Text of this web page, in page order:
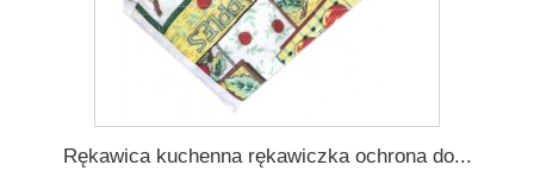
Rękawica kuchenna rękawiczka ochrona do...